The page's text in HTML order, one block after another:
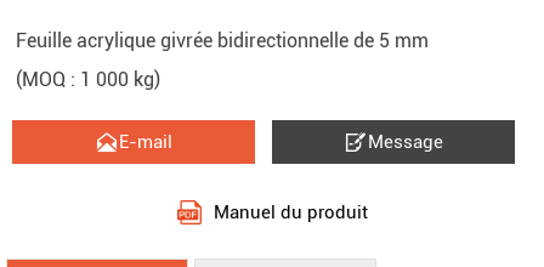
Feuille acrylique givrée bidirectionnelle de 5 mm
(MOQ : 1 000 kg)
E-mail Message
Manuel du produit